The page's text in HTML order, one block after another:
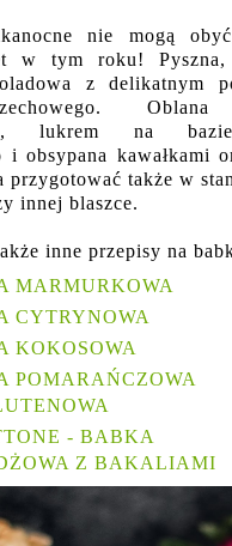
nie mogą
w tym roku! Pyszna,
z delikatnym
Oblana
lukrem na
i obsypana kawałkami
przygotować także w
innej blaszce.
inne przepisy na
MARMURKOWA
CYTRYNOWA
KOKOSOWA
POMARAŃCZOWA
- BABKA
Z BAKALIAMI